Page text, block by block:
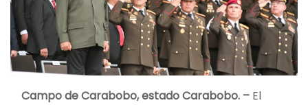
Campo de Carabobo, estado Carabobo. – El